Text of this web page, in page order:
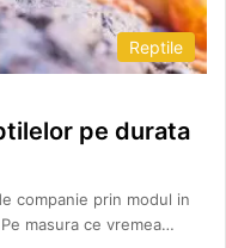
Reptile
pe durata
companie prin modul in
masura ce vremea…